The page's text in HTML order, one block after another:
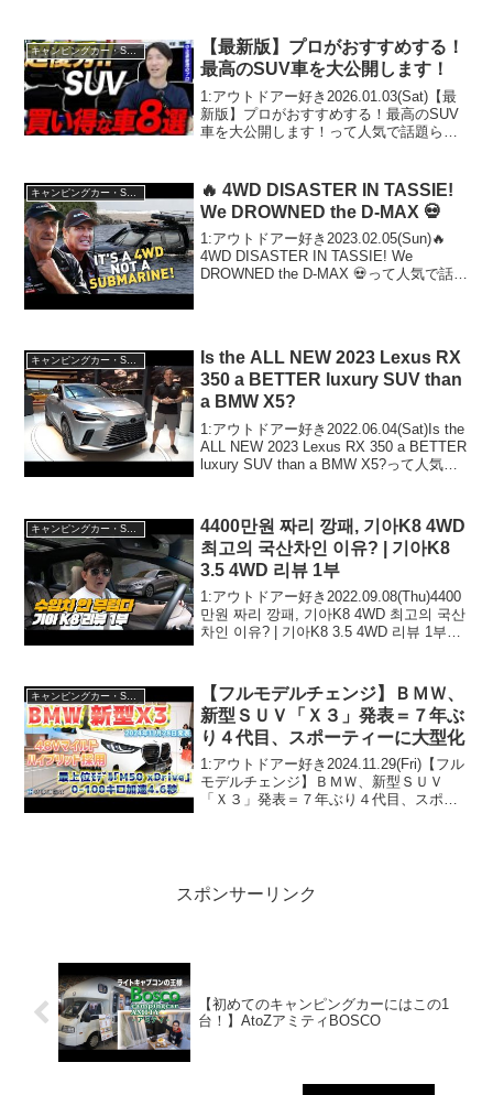
泊旅】って人気で話題らしいぞ、見逃さ
ない...
キャンピングカー・SUV人気車種
【最新版】プロがおすすめする！
最高のSUV車を大公開します！
1:アウトドアー好き2026.01.03(Sat)【最
新版】プロがおすすめする！最高のSUV
車を大公開します！って人気で話題らし
す！3:アウトドアー好き...
🔥 4WD DISASTER IN TASSIE!
We DROWNED the D-MAX 💀
1:アウトドアー好き2023.02.05(Sun)🔥
4WD DISASTER IN TASSIE! We
DROWNED the D-MAX 💀って人気で話題
キャンピングカー・SUV人気車種
Is the ALL NEW 2023 Lexus RX
350 a BETTER luxury SUV than
a BMW X5?
1:アウトドアー好き2022.06.04(Sat)Is the
ALL NEW 2023 Lexus RX 350 a BETTER
luxury SUV than a BMW X5?って人気で
4400만원 짜리 깡패, 기아K8 4WD
최고의 국산차인 이유? | 기아K8
3.5 4WD 리뷰 1부
1:アウトドアー好き2022.09.08(Thu)4400
만원 짜리 깡패, 기아K8 4WD 최고의 국산
차인 이유? | 기아K8 3.5 4WD 리뷰 1부っ
キャンピングカー・SUV人気車種
【フルモデルチェンジ】ＢＭＷ、
新型ＳＵＶ「Ｘ３」発表＝７年ぶ
り４代目、スポーティーに大型化
1:アウトドアー好き2024.11.29(Fri)【フル
モデルチェンジ】ＢＭＷ、新型ＳＵＶ
「Ｘ３」発表＝７年ぶり４代目、スポー
スポンサーリンク
【初めてのキャンピングカーにはこの1
台！】AtoZアミティBOSCO